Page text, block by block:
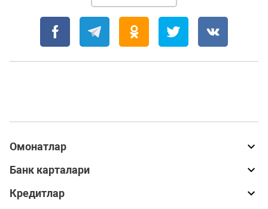
Омонатлар
Банк карталари
Кредитлар